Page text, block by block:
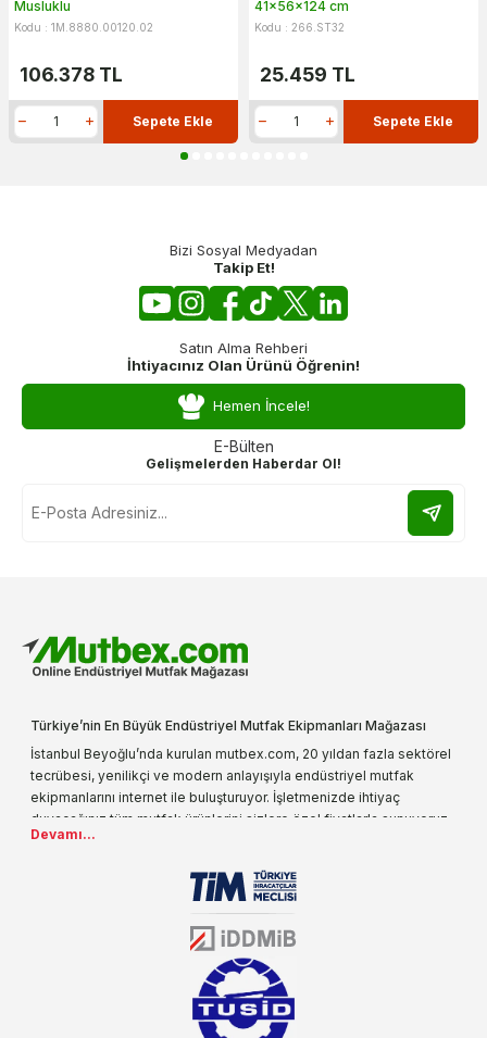
Musluklu
Kodu : 1M.8880.00120.02
106.378 TL
Sepete Ekle
41x56x124 cm
Kodu : 266.ST32
25.459 TL
Sepete Ekle
Bizi Sosyal Medyadan
Takip Et!
Satın Alma Rehberi
İhtiyacınız Olan Ürünü Öğrenin!
Hemen İncele!
E-Bülten
Gelişmelerden Haberdar Ol!
Türkiye’nin En Büyük Endüstriyel Mutfak Ekipmanları Mağazası
İstanbul Beyoğlu’nda kurulan mutbex.com, 20 yıldan fazla sektörel
tecrübesi, yenilikçi ve modern anlayışıyla endüstriyel mutfak
ekipmanlarını internet ile buluşturuyor. İşletmenizde ihtiyaç
duyacağınız tüm mutfak ürünlerini sizlere özel fiyatlarla sunuyoruz.
Endüstriyel mutfak malzemesi deyince akla gelen ilk adreslerden
sektörün farklı alanlarında da faliyet gösteren mutbex.com,
Öztiryakiler resmi bayisidir. Öztiryakiler ürünleri üzerinde büyük bir
donanıma sahip ekibi ile müşterilerine koşulsuz destek sunan
mutbex.com ile endüstriyel mutfak malzemeleri konusunda
alacağınız hizmet standartların her zaman üstünde olacaktır.
Devamı...